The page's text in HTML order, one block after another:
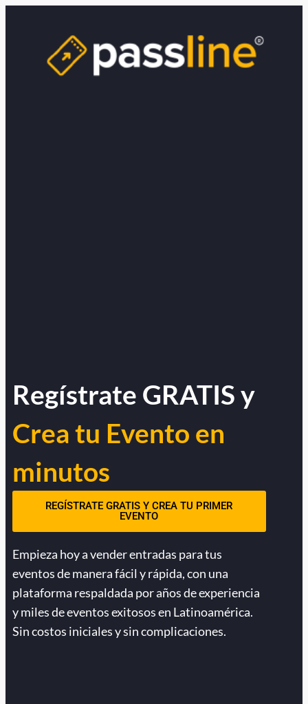
Regístrate GRATIS y
Crea tu Evento en
minutos
REGÍSTRATE GRATIS Y CREA TU PRIMER
EVENTO
Empieza hoy a vender entradas para tus
eventos de manera fácil y rápida, con una
plataforma respaldada por años de experiencia
y miles de eventos exitosos en Latinoamérica.
Sin costos iniciales y sin complicaciones.